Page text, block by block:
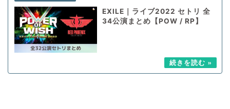
EXILE｜ライブ2022 セトリ 全
34公演まとめ【POW / RP】